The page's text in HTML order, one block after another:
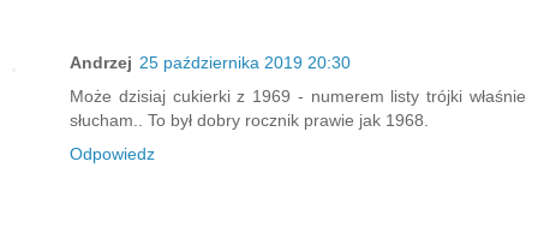
Andrzej 25 października 2019 20:30
Może dzisiaj cukierki z 1969 - numerem listy trójki właśnie
słucham.. To był dobry rocznik prawie jak 1968.
Odpowiedz